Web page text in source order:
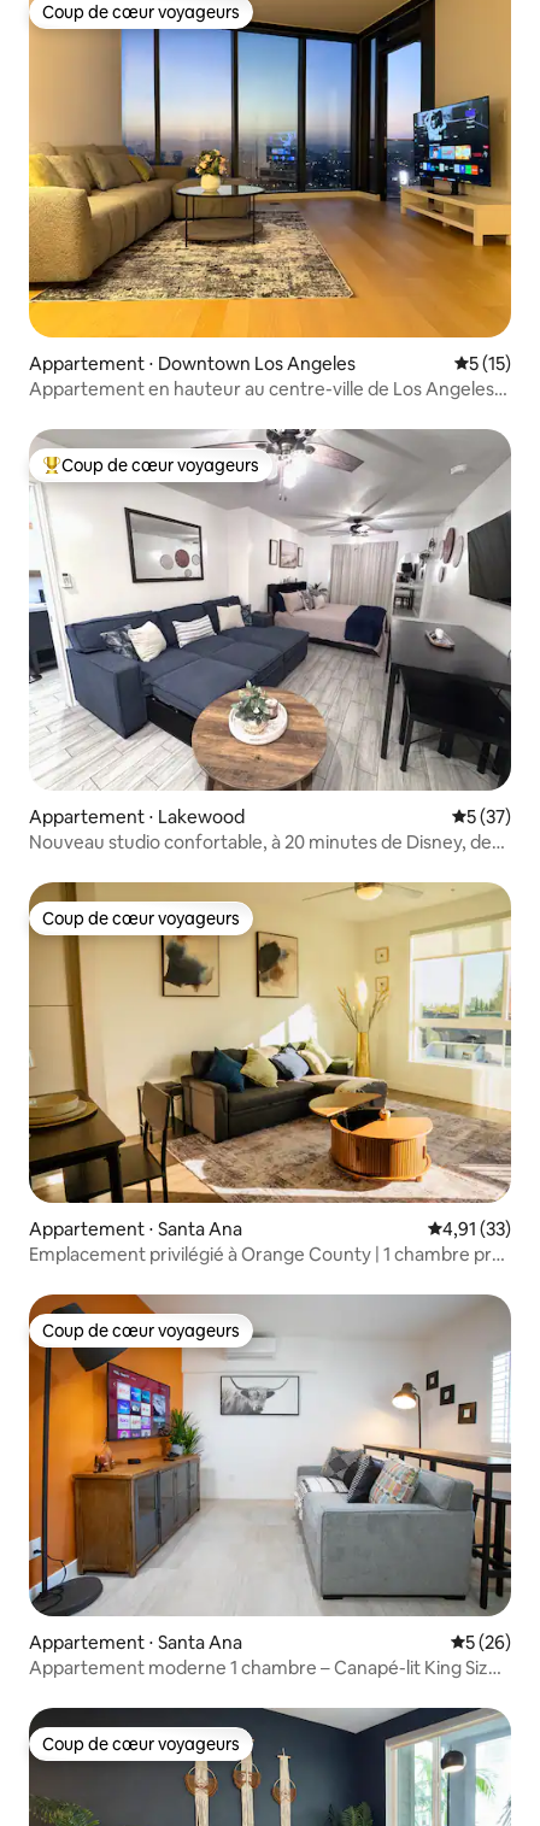
Coup de cœur voyageurs
Coup de cœur voyageurs
Appartement ⋅ Downtown Los Angeles
5 (15)
Appartement en hauteur au centre-ville de Los Angeles
Coups de cœur voyageurs les plus appréciés
Coup de cœur voyageurs
Appartement ⋅ Lakewood
5 (37)
Nouveau studio confortable, à 20 minutes de Disney, des
Coup de cœur voyageurs
Coup de cœur voyageurs
Appartement ⋅ Santa Ana Évaluation
4,91 (33)
Emplacement privilégié à Orange County | 1 chambre près
Coup de cœur voyageurs
Coup de cœur voyageurs
Appartement ⋅ Santa Ana
5 (26)
Appartement moderne 1 chambre – Canapé-lit King Size
Coup de cœur voyageurs
Coup de cœur voyageurs